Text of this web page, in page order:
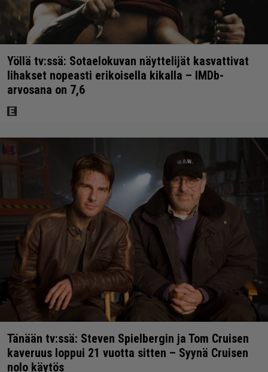
Yöllä tv:ssä: Sotaelokuvan näyttelijät kasvattivat
lihakset nopeasti erikoisella kikalla – IMDb-
arvosana on 7,6
Tänään tv:ssä: Steven Spielbergin ja Tom Cruisen
kaveruus loppui 21 vuotta sitten – Syynä Cruisen
nolo käytös